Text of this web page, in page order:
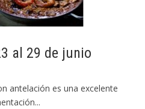
al 29 de junio
antelación es una excelente